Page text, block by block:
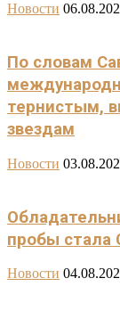
Новости
По словам
тернистым,
звездам
Новости
пробы стала
Новости